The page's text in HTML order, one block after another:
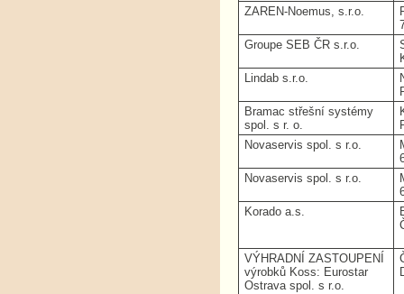
ZAREN-Noemus, s.r.o.
Groupe SEB ČR s.r.o.
Lindab s.r.o.
Bramac střešní systémy
spol. s r. o.
Novaservis spol. s r.o.
Novaservis spol. s r.o.
Korado a.s.
VÝHRADNÍ ZASTOUPENÍ
výrobků Koss: Eurostar
Ostrava spol. s r.o.